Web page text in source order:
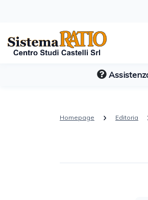
Homepage Editoria